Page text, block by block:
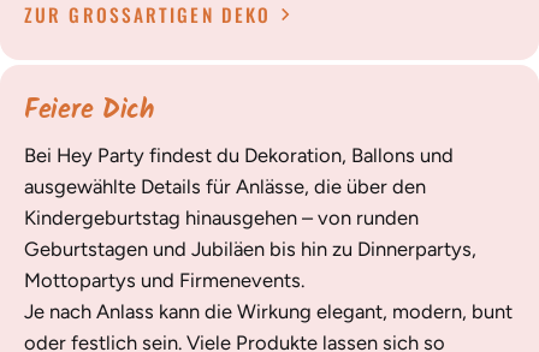
ZUR GROSSARTIGEN DEKO
Feiere Dich
Bei Hey Party findest du Dekoration, Ballons und
ausgewählte Details für Anlässe, die über den
Kindergeburtstag hinausgehen – von runden
Geburtstagen und Jubiläen bis hin zu Dinnerpartys,
Mottopartys und Firmenevents.
Je nach Anlass kann die Wirkung elegant, modern, bunt
oder festlich sein. Viele Produkte lassen sich so